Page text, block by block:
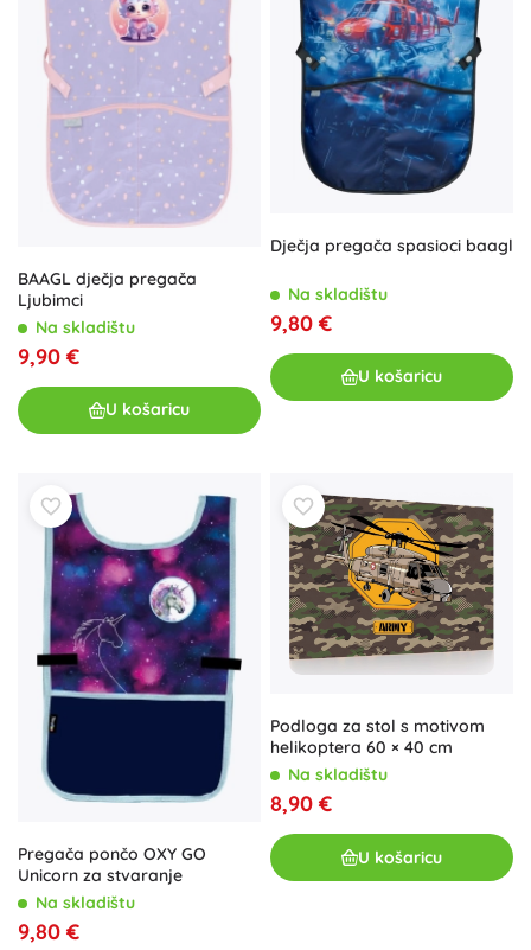
BAAGL dječja pregača
Ljubimci
Na skladištu
9,90 €
U košaricu
Dječja pregača spasioci baagl
Na skladištu
9,80 €
U košaricu
Pregača pončo OXY GO
Unicorn za stvaranje
Na skladištu
9,80 €
Podloga za stol s motivom
helikoptera 60 × 40 cm
Na skladištu
8,90 €
U košaricu